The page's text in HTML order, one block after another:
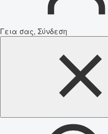
Γεια σας, Σύνδεση